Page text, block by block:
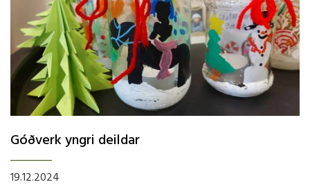
Góðverk yngri deildar
19.12.2024